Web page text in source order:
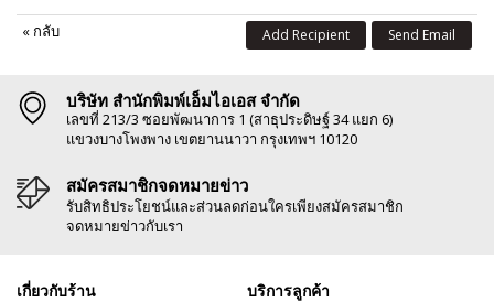
« กลับ Send Email
Add Recipient
บริษัท สำนักพิมพ์เอ็มไอเอส จำกัด
เลขที่ 213/3 ซอยพัฒนาการ 1 (สาธุประดิษฐ์ 34 แยก 6)
แขวงบางโพงพาง เขตยานนาวา กรุงเทพฯ 10120
สมัครสมาชิกจดหมายข่าว
รับสิทธิประโยชน์และส่วนลดก่อนใครเพียงสมัครสมาชิก
จดหมายข่าวกับเรา
เกี่ยวกับร้าน บริการลูกค้า